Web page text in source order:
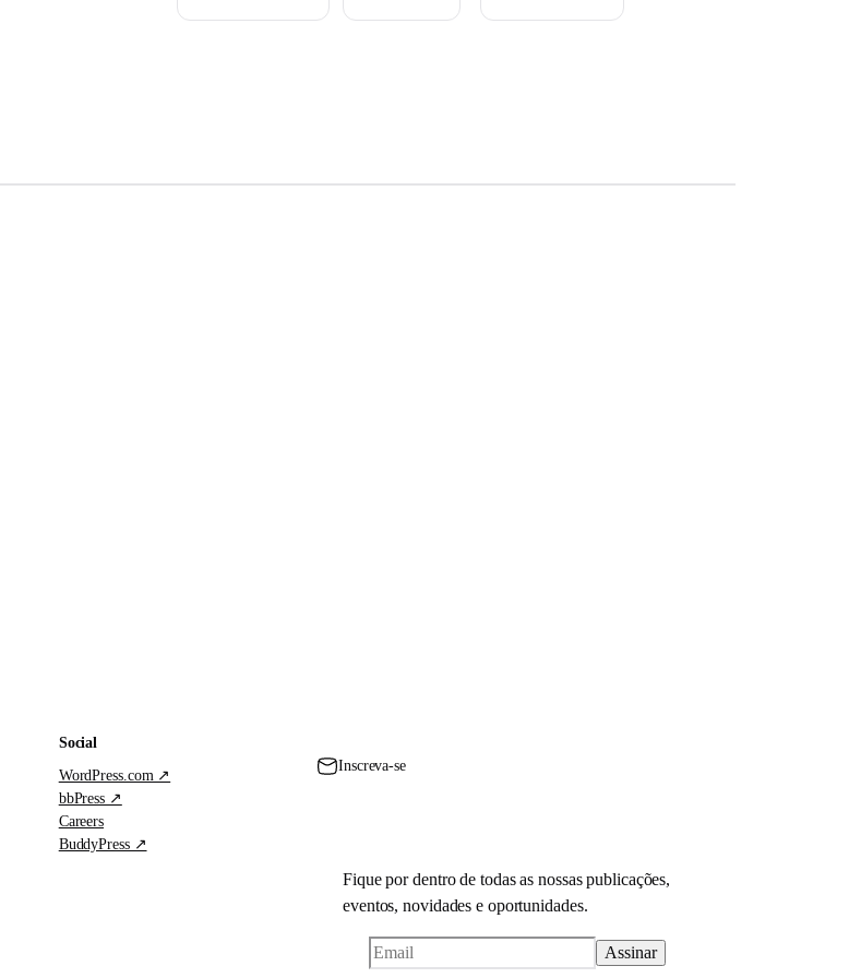
Social
WordPress.com ↗
bbPress ↗
Careers
BuddyPress ↗
Inscreva-se
Fique por dentro de todas as nossas publicações,
eventos, novidades e oportunidades.